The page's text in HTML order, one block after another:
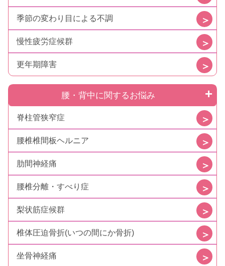
季節の変わり目による不調
慢性疲労症候群
更年期障害
腰・背中に関するお悩み
脊柱管狭窄症
腰椎椎間板ヘルニア
肋間神経痛
腰椎分離・すべり症
梨状筋症候群
椎体圧迫骨折(いつの間にか骨折)
坐骨神経痛